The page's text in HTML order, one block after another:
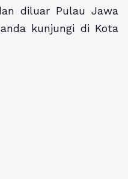
diluar Pulau Jawa
kunjungi di Kota